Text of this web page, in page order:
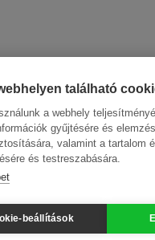
található
a webhely
gyűjtésére és
valamint a tartalom
és testreszabására.
beállítások